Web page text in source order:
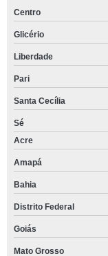
Centro
Glicério
Liberdade
Pari
Santa Cecília
Sé
Acre
Amapá
Bahia
Distrito Federal
Goiás
Mato Grosso